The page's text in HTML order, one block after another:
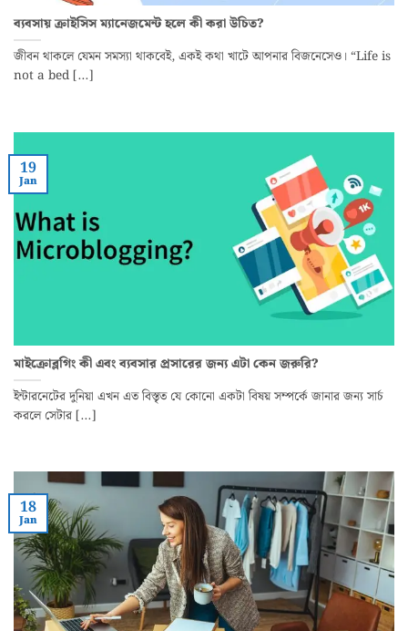
ব্যবসায় ক্রাইসিস ম্যানেজমেন্ট হলে কী করা উচিত?
জীবন থাকলে যেমন সমস্যা থাকবেই, একই কথা খাটে আপনার বিজনেসেও। “Life is
not a bed [...]
মাইক্রোব্লগিং কী এবং ব্যবসার প্রসারের জন্য এটা কেন জরুরি?
ইন্টারনেটের দুনিয়া এখন এত বিস্তৃত যে কোনো একটা বিষয় সম্পর্কে জানার জন্য সার্চ
করলে সেটার [...]
19
Jan
18
Jan